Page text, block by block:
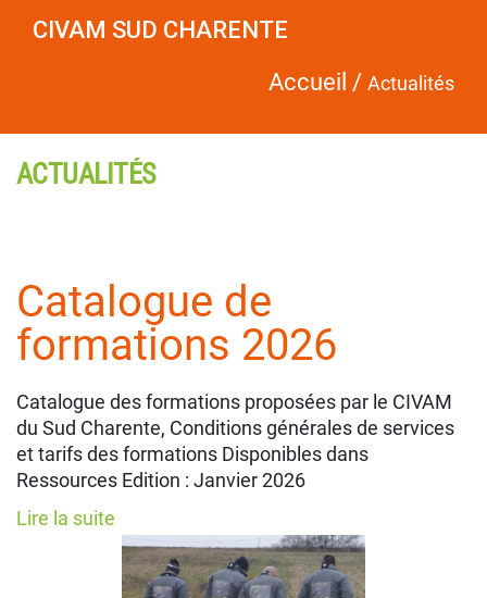
CIVAM SUD CHARENTE
Accueil / Actualités
ACTUALITÉS
Catalogue de
formations 2026
Catalogue des formations proposées par le CIVAM
du Sud Charente, Conditions générales de services
et tarifs des formations Disponibles dans
Ressources Edition : Janvier 2026
Lire la suite